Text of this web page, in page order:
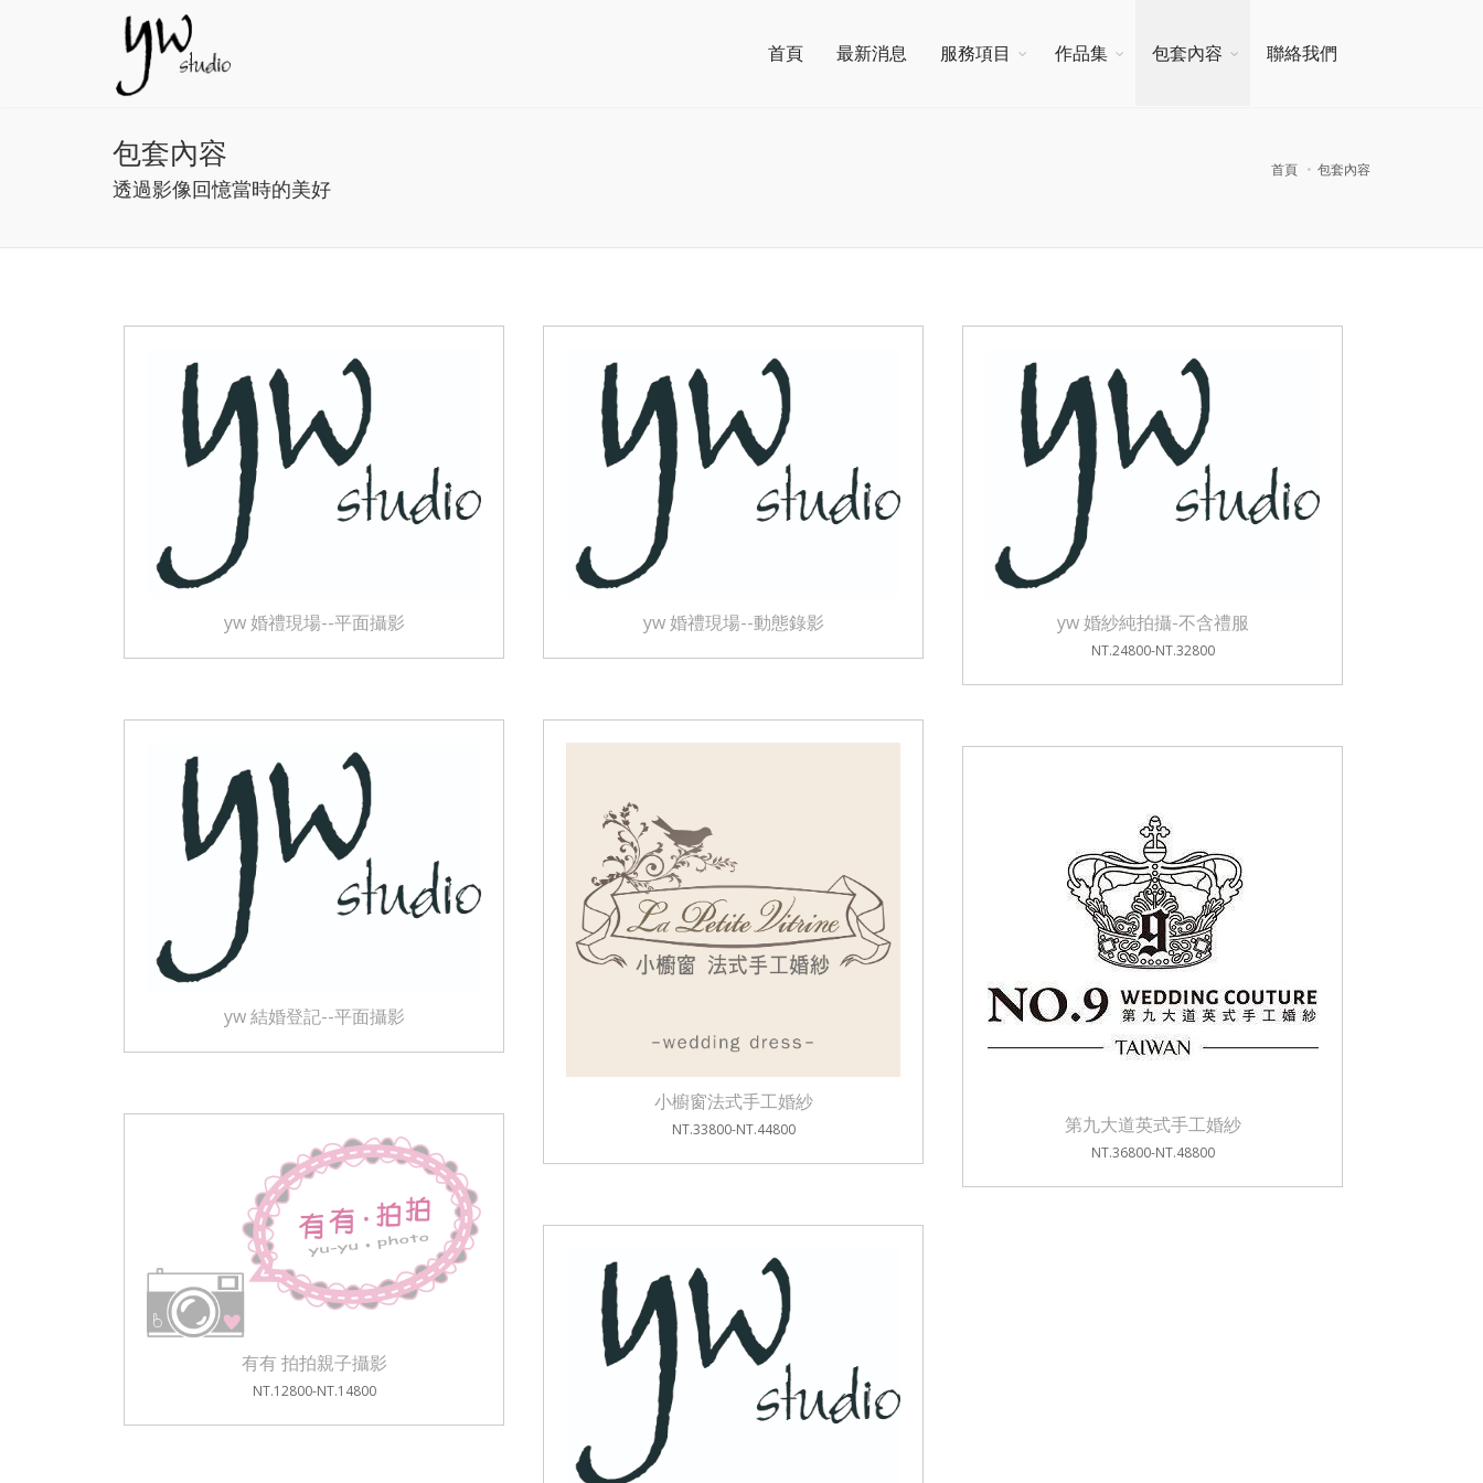
首頁 最新消息 服務項目 作品集 包套內容 聯絡我們
包套內容
透過影像回憶當時的美好
首頁 包套內容
yw 婚禮現場--平面攝影 yw 婚禮現場--動態錄影 yw 婚紗純拍攝-不含禮服
NT.24800-NT.32800
yw 結婚登記--平面攝影
小櫥窗法式手工婚紗
NT.33800-NT.44800 第九大道英式手工婚紗
NT.36800-NT.48800
有有 拍拍親子攝影
NT.12800-NT.14800